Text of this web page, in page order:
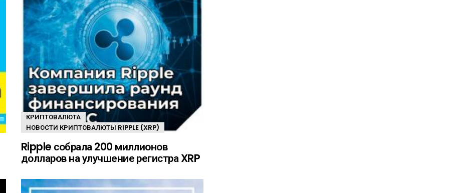
КРИПТОВАЛЮТА
НОВОСТИ КРИПТОВАЛЮТЫ RIPPLE (XRP)
Ripple собрала 200 миллионов
долларов на улучшение регистра XRP